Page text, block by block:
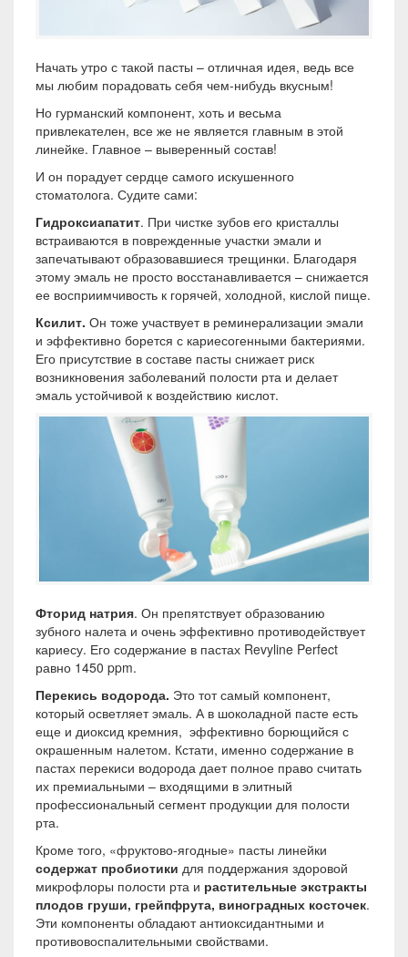
Начать утро с такой пасты – отличная идея, ведь все
мы любим порадовать себя чем-нибудь вкусным!
Но гурманский компонент, хоть и весьма
привлекателен, все же не является главным в этой
линейке. Главное – выверенный состав!
И он порадует сердце самого искушенного
стоматолога. Судите сами:
Гидроксиапатит. При чистке зубов его кристаллы
встраиваются в поврежденные участки эмали и
запечатывают образовавшиеся трещинки. Благодаря
этому эмаль не просто восстанавливается – снижается
ее восприимчивость к горячей, холодной, кислой пище.
Ксилит. Он тоже участвует в реминерализации эмали
и эффективно борется с кариесогенными бактериями.
Его присутствие в составе пасты снижает риск
возникновения заболеваний полости рта и делает
эмаль устойчивой к воздействию кислот.
Фторид натрия. Он препятствует образованию
зубного налета и очень эффективно противодействует
кариесу. Его содержание в пастах Revyline Perfect
равно 1450 ppm.
Перекись водорода. Это тот самый компонент,
который осветляет эмаль. А в шоколадной пасте есть
еще и диоксид кремния, эффективно борющийся с
окрашенным налетом. Кстати, именно содержание в
пастах перекиси водорода дает полное право считать
их премиальными – входящими в элитный
профессиональный сегмент продукции для полости
рта.
Кроме того, «фруктово-ягодные» пасты линейки
содержат пробиотики для поддержания здоровой
микрофлоры полости рта и растительные экстракты
плодов груши, грейпфрута, виноградных косточек.
Эти компоненты обладают антиоксидантными и
противовоспалительными свойствами.